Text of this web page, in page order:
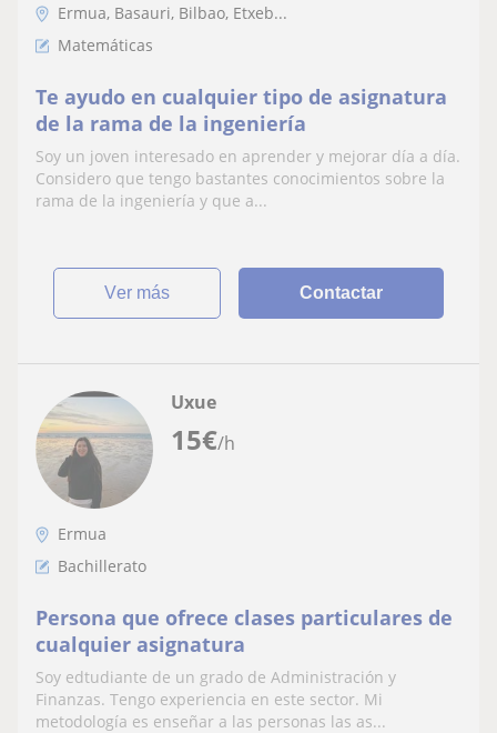
Ermua, Basauri, Bilbao, Etxeb...
Matemáticas
Te ayudo en cualquier tipo de asignatura
de la rama de la ingeniería
Soy un joven interesado en aprender y mejorar día a día.
Considero que tengo bastantes conocimientos sobre la
rama de la ingeniería y que a...
ver más Contactar
15€/h
Uxue
Ermua
Bachillerato
Persona que ofrece clases particulares de
cualquier asignatura
Soy edtudiante de un grado de Administración y
Finanzas. Tengo experiencia en este sector. Mi
metodología es enseñar a las personas las as...